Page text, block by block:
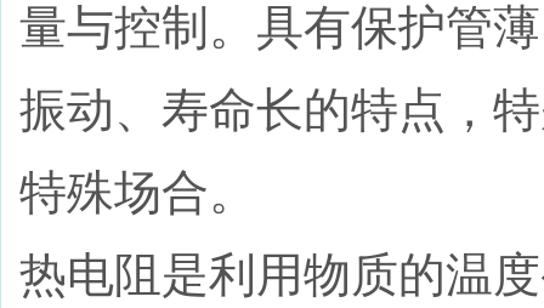
量与控制。具有保护管
振动、寿命长的特点，
特殊场合。
热电阻是利用物质的温